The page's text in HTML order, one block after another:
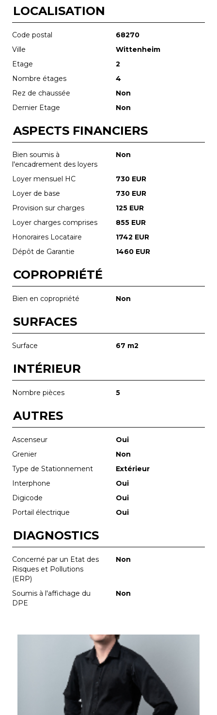
LOCALISATION
Code postal
68270
Ville
Wittenheim
Etage
2
Nombre étages
4
Rez de chaussée
Non
Dernier Etage
Non
ASPECTS FINANCIERS
Bien soumis à
l'encadrement des loyers
Non
Loyer mensuel HC
730 EUR
Loyer de base
730 EUR
Provision sur charges
125 EUR
Loyer charges comprises
855 EUR
Honoraires Locataire
1742 EUR
Dépôt de Garantie
1460 EUR
COPROPRIÉTÉ
Bien en copropriété Non
SURFACES
Surface 67 m2
INTÉRIEUR
Nombre pièces 5
AUTRES
Ascenseur
Oui
Grenier
Non
Type de Stationnement
Extérieur
Interphone
Oui
Digicode
Oui
Portail électrique
Oui
DIAGNOSTICS
Concerné par un Etat des
Risques et Pollutions
(ERP)
Non
Soumis à l'affichage du
DPE
Non